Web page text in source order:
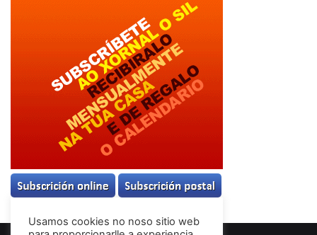
Usamos cookies no noso sitio web